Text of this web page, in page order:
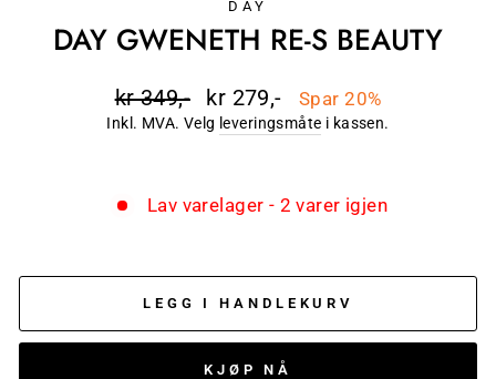
DAY
DAY GWENETH RE-S BEAUTY
Ordinær
pris
kr 349,- Salgspris
kr 279,- Spar 20%
Inkl. MVA. Velg leveringsmåte i kassen.
Lav varelager - 2 varer igjen
LEGG I HANDLEKURV
KJØP NÅ